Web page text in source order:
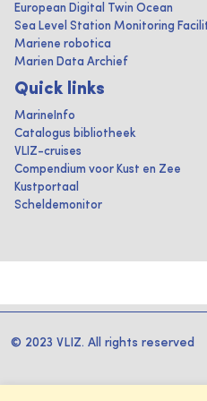
European Digital Twin Ocean
Sea Level Station Monitoring
Mariene robotica
Marien Data Archief
Quick links
MarineInfo
Catalogus bibliotheek
VLIZ-cruises
Compendium voor Kust en Zee
Kustportaal
Scheldemonitor
© 2023 VLIZ. All rights reserved